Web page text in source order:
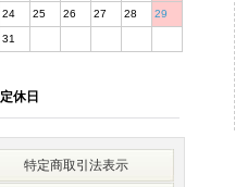
24 25 26 27 28 29
31
定休日
特定商取引法表示